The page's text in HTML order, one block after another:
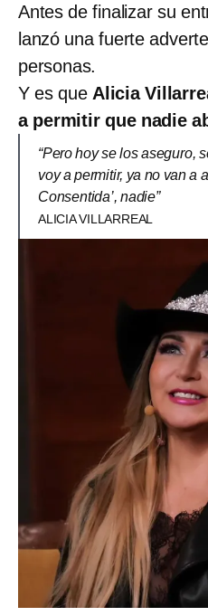
Antes de finalizar su
lanzó una fuerte
personas.
Y es que Alicia
a permitir que nadie
“Pero hoy se los aseguro,
voy a permitir, ya no van a
Consentida’, nadie”
ALICIA VILLARREAL